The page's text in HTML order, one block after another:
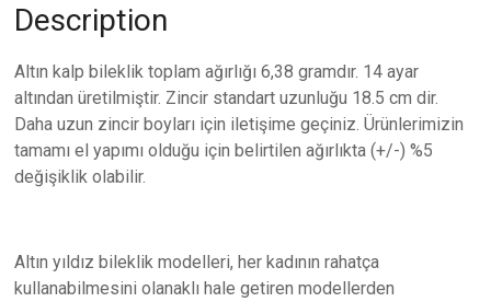
Description
Altın kalp bileklik toplam ağırlığı 6,38 gramdır. 14 ayar
altından üretilmiştir. Zincir standart uzunluğu 18.5 cm dir.
Daha uzun zincir boyları için iletişime geçiniz. Ürünlerimizin
tamamı el yapımı olduğu için belirtilen ağırlıkta (+/-) %5
değişiklik olabilir.
Altın yıldız bileklik modelleri, her kadının rahatça
kullanabilmesini olanaklı hale getiren modellerden